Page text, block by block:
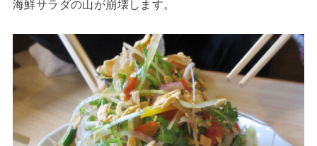
海鮮サラダの山が崩壊します。